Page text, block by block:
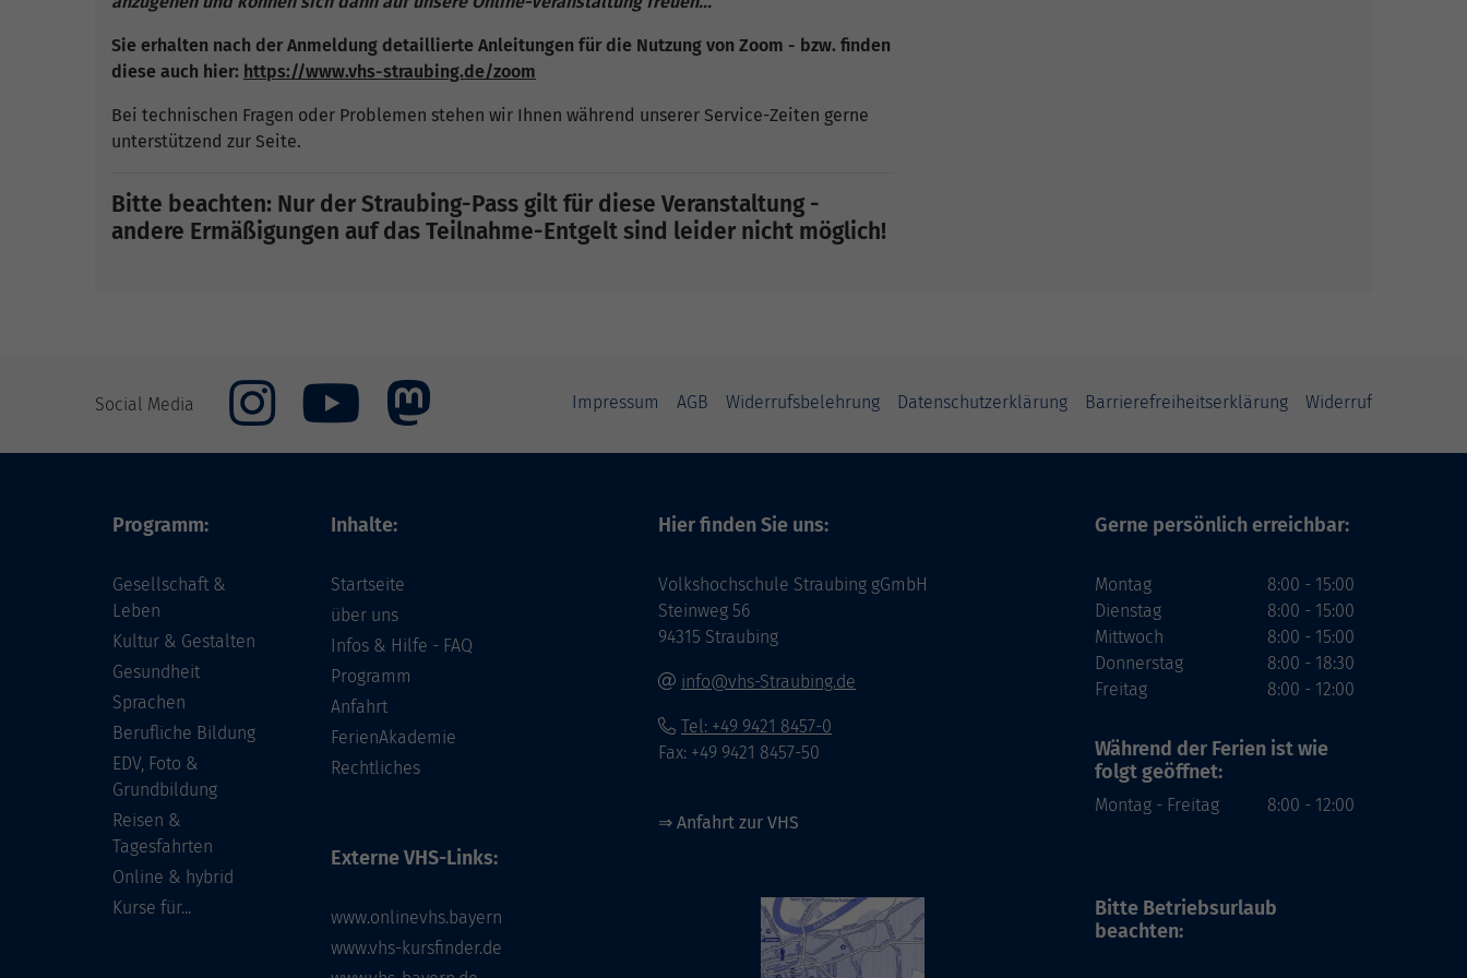
Sie erhalten nach der Anmeldung detaillierte Anleitungen für die Nutzung von Zoom - bzw. finden
diese auch hier: https://www.vhs-straubing.de/zoom
Bei technischen Fragen oder Problemen stehen wir Ihnen während unserer Service-Zeiten gerne
unterstützend zur Seite.
Bitte beachten: Nur der Straubing-Pass gilt für diese Veranstaltung -
andere Ermäßigungen auf das Teilnahme-Entgelt sind leider nicht möglich!
Social Media Impressum AGB Widerrufsbelehrung Datenschutzerklärung Barrierefreiheitserklärung Widerruf
Programm:
Gesellschaft &
Leben
Kultur & Gestalten
Gesundheit
Sprachen
Berufliche Bildung
EDV, Foto &
Grundbildung
Reisen &
Tagesfahrten
Online & hybrid
Kurse für...
Inhalte:
Startseite
über uns
Infos & Hilfe - FAQ
Programm
Anfahrt
FerienAkademie
Rechtliches
Externe VHS-Links:
www.onlinevhs.bayern
www.vhs-kursfinder.de
Hier finden Sie uns:
Volkshochschule Straubing gGmbH
Steinweg 56
94315 Straubing
info@vhs-Straubing.de
Tel: +49 9421 8457-0
Fax: +49 9421 8457-50
⇒ Anfahrt zur VHS
Gerne persönlich erreichbar:
Montag
Dienstag
Mittwoch
Donnerstag
Freitag
8:00 - 15:00
8:00 - 15:00
8:00 - 15:00
8:00 - 18:30
8:00 - 12:00
Während der Ferien ist wie
folgt geöffnet:
Montag - Freitag 8:00 - 12:00
Bitte Betriebsurlaub
beachten: